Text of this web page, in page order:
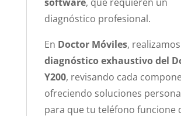
diagnóstico profesional.
En Doctor Móviles,
diagnóstico exhaustivo del
Y200, revisando cada
ofreciendo soluciones
para que tu teléfono funcione